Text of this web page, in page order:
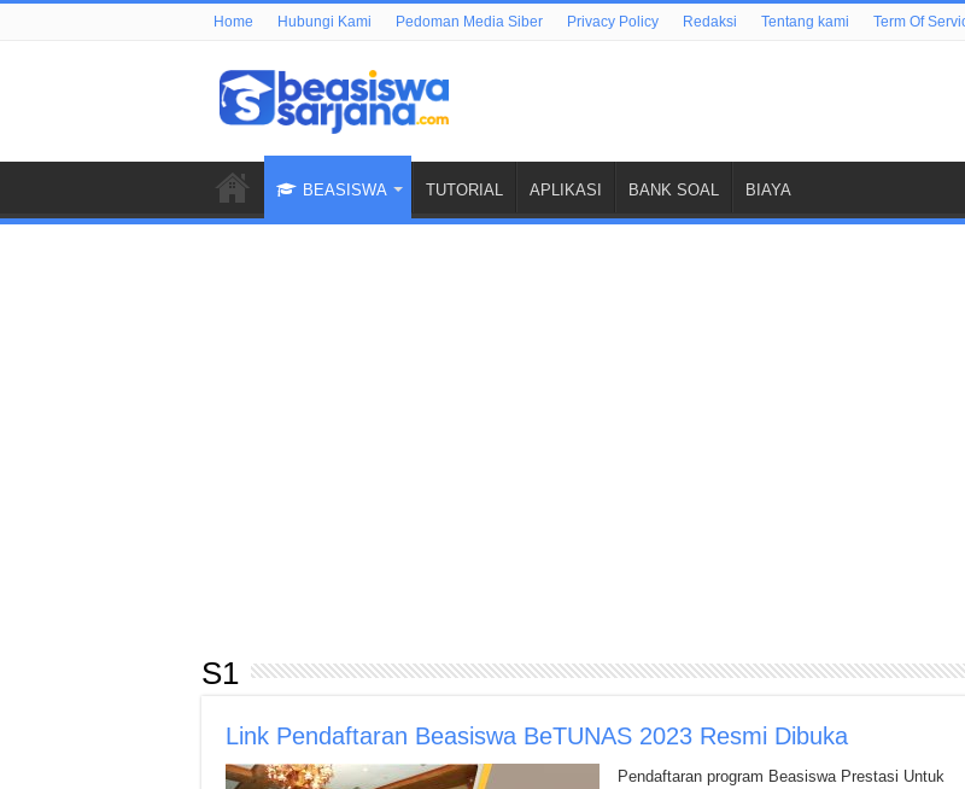
Home Hubungi Kami Pedoman Media Siber Privacy Policy Redaksi Tentang kami Term Of
BEASISWA TUTORIAL APLIKASI BANK SOAL BIAYA
S1
Link Pendaftaran Beasiswa BeTUNAS 2023 Resmi Dibuka
Pendaftaran program Beasiswa Prestasi Untuk